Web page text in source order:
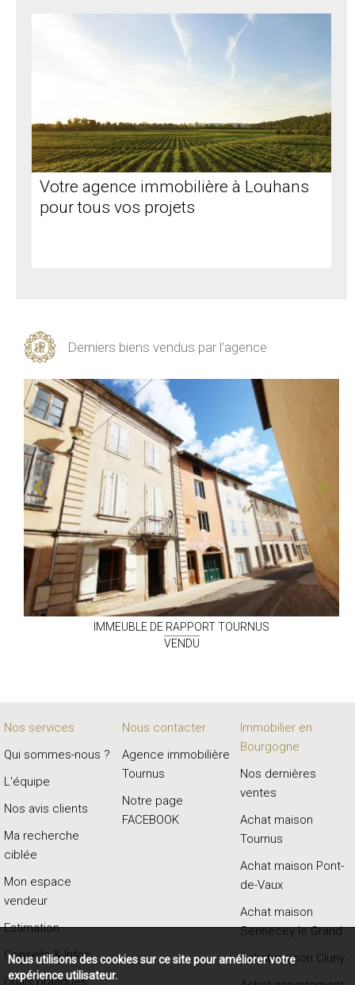
Votre agence immobilière à Louhans
pour tous vos projets
Derniers biens vendus par l'agence
IMMEUBLE DE RAPPORTTOURNUS
VENDU
Nos services
Qui sommes-nous ?
L'équipe
Nos avis clients
Ma recherche
ciblée
Mon espace
vendeur
Estimation
Conseils & Infos
Outils pratiques
Nous contacter
Agence immobilière
Tournus
Notre page
FACEBOOK
Immobilier en
Bourgogne
Nos dernières
ventes
Achat maison
Tournus
Achat maison Pont-
de-Vaux
Achat maison
Sennecey le Grand
Achat maison Cluny
Nous utilisons des cookies sur ce site pour améliorer votre
expérience utilisateur.